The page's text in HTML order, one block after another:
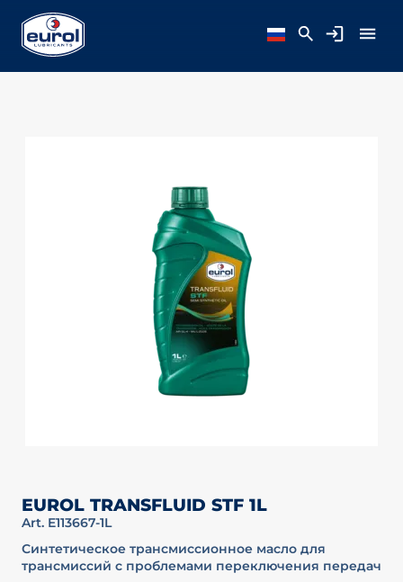
EUROL TRANSFLUID STF 1L
Art. E113667-1L
Синтетическое трансмиссионное масло для
трансмиссий с проблемами переключения передач